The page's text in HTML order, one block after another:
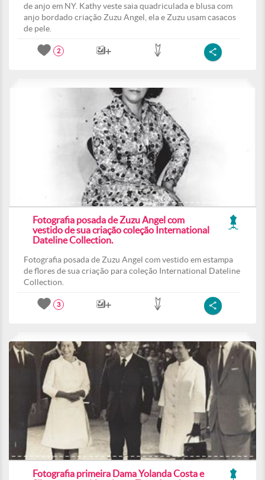
de anjo em NY. Kathy veste saia quadriculada e blusa com
anjo bordado criação Zuzu Angel, ela e Zuzu usam casacos
de pele.
2
Fotografia posada de Zuzu Angel com
vestido de sua criação coleção International
Dateline Collection.
Fotografia posada de Zuzu Angel com vestido em estampa
de flores de sua criação para coleção International Dateline
Collection.
3
Fotografia primeira Dama Yolanda Costa e